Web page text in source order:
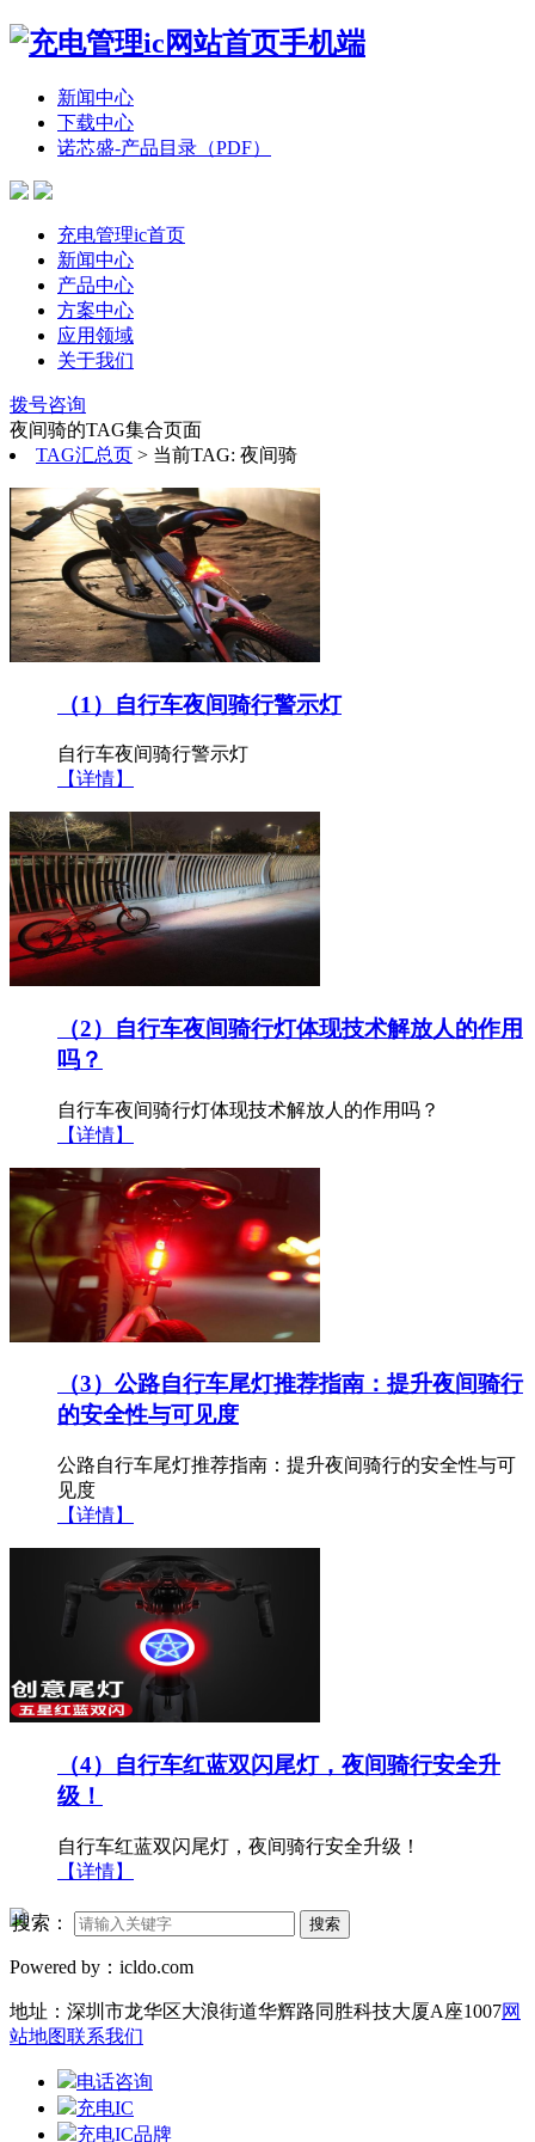
新闻中心
下载中心
诺芯盛-产品目录（PDF）
充电管理ic首页
新闻中心
产品中心
方案中心
应用领域
关于我们
拨号咨询
夜间骑的TAG集合页面
TAG汇总页 > 当前TAG: 夜间骑
（1）自行车夜间骑行警示灯
自行车夜间骑行警示灯
【详情】
（2）自行车夜间骑行灯体现技术解放人的作用
吗？
自行车夜间骑行灯体现技术解放人的作用吗？
【详情】
（3）公路自行车尾灯推荐指南：提升夜间骑行
的安全性与可见度
公路自行车尾灯推荐指南：提升夜间骑行的安全性与可
见度
【详情】
（4）自行车红蓝双闪尾灯，夜间骑行安全升
级！
自行车红蓝双闪尾灯，夜间骑行安全升级！
【详情】
搜索： 搜索
Powered by：icldo.com
地址：深圳市龙华区大浪街道华辉路同胜科技大厦A座1007网
站地图联系我们
电话咨询
充电IC
充电IC品牌